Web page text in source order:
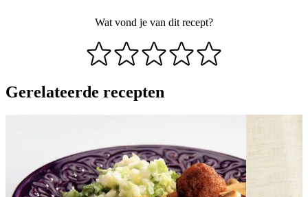
Wat vond je van dit recept?
Gerelateerde recepten